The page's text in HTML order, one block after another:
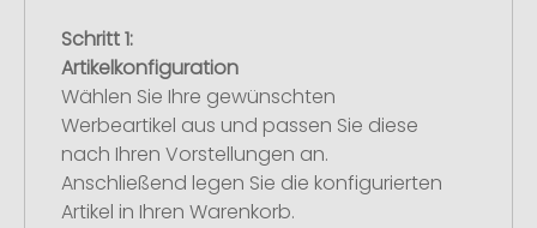
Schritt 1:
Artikelkonfiguration
Wählen Sie Ihre gewünschten
Werbeartikel aus und passen Sie diese
nach Ihren Vorstellungen an.
Anschließend legen Sie die konfigurierten
Artikel in Ihren Warenkorb.